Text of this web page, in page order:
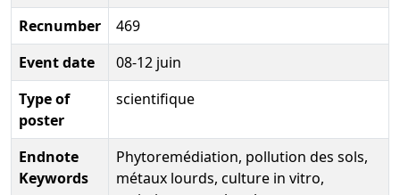
Recnumber
469
Event date
08-12 juin
Type of
poster
scientifique
Endnote
Keywords
Phytoremédiation, pollution des sols,
métaux lourds, culture in vitro,